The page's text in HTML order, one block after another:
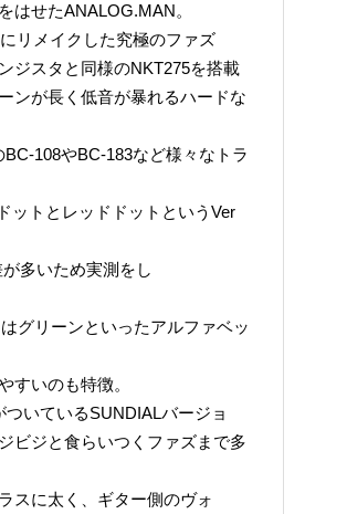
はせたANALOG.MAN。
リメイクした究極のファズ
ジスタと同様のNKT275を搭載
ンが長く低音が暴れるハードな
108やBC-183など様々なトラ
ットとレッドドットというVer
多いため実測をし
グリーンといったアルファベッ
すいのも特徴。
いているSUNDIALバージョ
ビジと食らいつくファズまで多
スに太く、ギター側のヴォ